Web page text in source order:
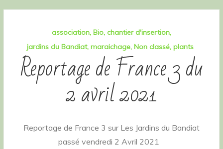
association Bio chantier d'insertion
jardins du Bandiat maraichage Non classé plants
Reportage de France 3 du
2 avril 2021
Reportage de France 3 sur Les Jardins du Bandiat
passé vendredi 2 Avril 2021